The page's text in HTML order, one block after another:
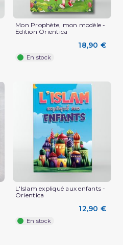
Mon Prophète, mon modèle -
Edition Orientica
18,90 €
En stock
L'Islam expliqué aux enfants -
Orientica
12,90 €
En stock